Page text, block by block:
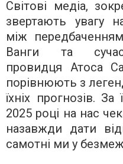
Світові медіа,
звертають увагу
між
Ванги та
провидця Атоса
порівнюють з
їхніх прогнозів.
2025 році на нас
назавжди дати
самотні ми у